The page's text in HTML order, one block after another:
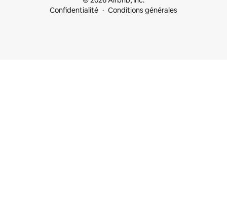
Confidentialité
Conditions générales